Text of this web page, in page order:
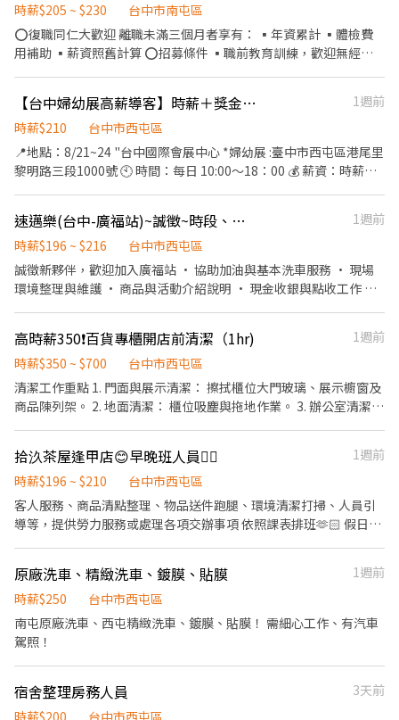
假制度】：周日固定休假、週六要可配合加班 🩷 夜校生平日可不用
加班 - 【用餐休息】：中午休息60分鐘 / 上下午休10分鐘 - 【用餐
制度】：免費供餐 - 【發薪制度】：次月10號 - 【工作環境】：員
https://lin.ee/jVYoe5J ★ 加入後請幫我留姓名 / 電話 / 截圖職缺文
★
時薪$205 ~ $230
台中市南屯區
⭕復職同仁大歡迎 離職未滿三個月者享有： ▪年資累計 ▪體檢費
用補助 ▪薪資照舊計算 ⭕招募條件 ▪職前教育訓練，歡迎無經驗
洗碗盤餐具、廚房用具及其他主管交辦工作事項。 ⭕獎金福利 ▪生
日禮券 ▪員工用餐優惠 ▪年度健檢及津貼 ▪一年4次考核及調薪機
會 ▪加班費按每分鐘計算 ▪不定期活動競賽獎金、時數達成獎金 ▪
介紹親朋好友入職，期滿可獲得3,000~10,000元獎金 ⭕企業魅力
系企業商業禮儀、餐飲相關專業技能，並能接觸店舖經營管理。 ▪
展店計畫涵蓋全台灣，目標成為台灣第一迴轉壽司品牌。 ▪傾聽員
【台中婦幼展高薪導客】時薪＋獎金｜台中國際展覽館
1週前
時薪$210
台中市西屯區
📍地點：8/21~24 "台中國際會展中心 *婦幼展 :臺中市西屯區港尾里
黎明路三段1000號 🕙 時間：每日 10:00～18：00 💰 薪資：時薪
換試吃禮盒 引導媽咪進入攤位試吃，協助營造滿桌熱鬧氣氛 🙋‍♀️ 我
們希望你： 熱情主動，喜歡與人互動 具親和力與良好溝通能力 能配
合全展期4天工作
速邁樂(台中-廣福站)~誠徵~時段、大夜班 長期♾️時薪制服務員
1週前
時薪$196 ~ $216
台中市西屯區
誠徵新夥伴，歡迎加入廣福站 • 協助加油與基本洗車服務 • 現場
環境整理與維護 • 商品與活動介紹說明 • 現金收銀與點收工作 我
0700 **大夜班需先安排白天排班教育訓練(至少一週)，才能獨立上
大夜班，需可配合 時段班：0630-1200 / 1300-1900
高時薪350❗️百貨專櫃開店前清潔（1hr)
1週前
時薪$350 ~ $700
台中市西屯區
清潔工作重點 1. 門面與展示清潔： 擦拭櫃位大門玻璃、展示櫥窗及
商品陳列架。 2. 地面清潔： 櫃位吸塵與拖地作業。 3. 辦公室清潔：
拾汣茶屋逢甲店😊早晚班人員👍🏻
1週前
時薪$196 ~ $210
台中市西屯區
客人服務、商品清點整理、物品送件跑腿、環境清潔打掃、人員引
導等，提供勞力服務或處理各項交辦事項 依照課表排班🫶🏻 假日偶
輪班 18：00-00：30 ⬆️基本上都這時段內輪班 其餘時間可另行詢問
愛遲到、臨時放鳥、掃廁所會憂鬱症、 玻璃心、公主病王子病不要
輕易嘗試 ⚠️只要長期 只想做1-3個月欺騙感情的請另尋他家 ⚠️不投
履歷過來，只問有沒有缺人 一律不予回應
原廠洗車、精緻洗車、鍍膜、貼膜
1週前
時薪$250
台中市西屯區
南屯原廠洗車、西屯精緻洗車、鍍膜、貼膜！ 需細心工作、有汽車
駕照！
宿舍整理房務人員
3天前
時薪$200
台中市西屯區